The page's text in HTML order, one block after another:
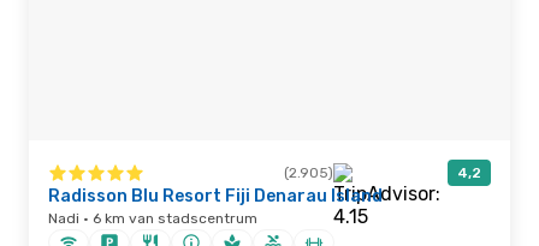
(2.905) 4,2
Radisson Blu Resort Fiji Denarau Island
Nadi · 6 km van stadscentrum